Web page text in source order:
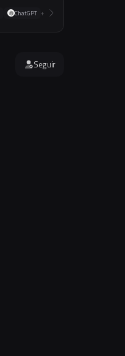
ChatGPT +
Seguir